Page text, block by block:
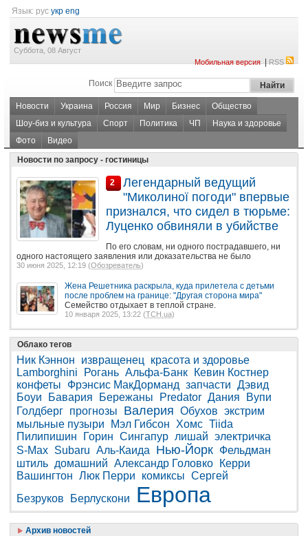
Язык: рус укр eng
Суббота, 08 Август
Мобильная версия|RSS
Поиск
Новости Украина Россия Мир Бизнес
Общество
Шоу-биз и культура
Спорт Политика ЧП
Наука и здоровье
Фото
Видео
Новости по запросу - гостиницы
2
Легендарный ведущий
"Миколиної погоди" впервые
признался, что сидел в тюрьме:
Луценко обвиняли в убийстве
По его словам, ни одного пострадавшего, ни
одного настоящего заявления или доказательства не было
30 июня 2025, 12:19 (Обозреватель)
Жена Решетника раскрыла, куда прилетела с детьми
после проблем на границе: "Другая сторона мира"
Семейство отдыхает в теплой стране.
10 января 2025, 13:22 (ТСН.ua)
Облако тегов
Ник Кэннон извращенец
красота и здоровье
Lamborghini
Рогань Альфа-Банк
Кевин Костнер
конфеты
Фрэнсис МакДорманд запчасти Дэвид
Боуи
Бавария Бережаны Predator Дания
Вупи
Голдберг прогнозы Валерия Обухов экстрим
мыльные пузыри
Мэл Гибсон Хомс Tiida
Пилипишин
Горин Сингапур лишай электричка
S-Max Subaru Аль-Каида Нью-Йорк Фельдман
штиль домашний Александр Головко
Керри
Вашингтон Люк Перри комиксы Сергей
Безруков
Берлускони Европа
Архив новостей